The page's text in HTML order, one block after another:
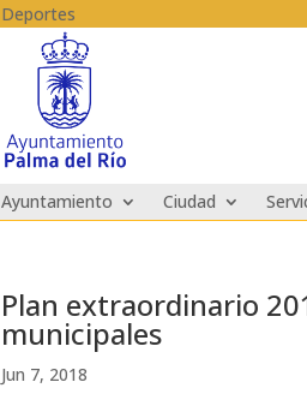
Deportes
Ayuntamiento Ciudad
Plan extraordinario
municipales
Jun 7, 2018